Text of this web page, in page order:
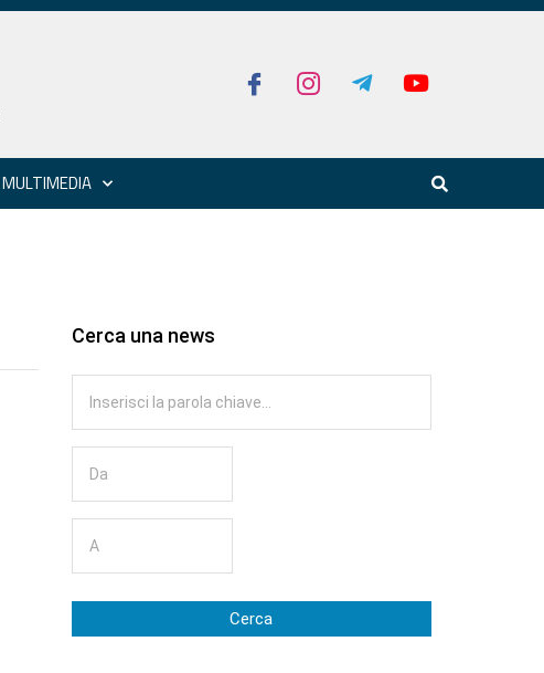
MULTIMEDIA
Cerca una news
Cerca